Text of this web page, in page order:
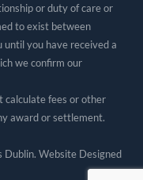
or duty of care or
to exist between
you have received a
we confirm our
calculate fees or other
award or settlement.
Website Designed